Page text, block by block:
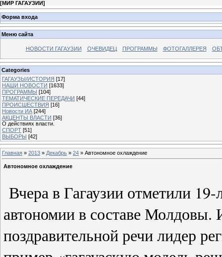
[МИР ГАГАУЗИИ]
Форма входа
Меню сайта
НОВОСТИ ГАГАУЗИИ ОЧЕВИДЕЦ ПРОГРАММЫ ФОТОГАЛЛЕРЕЯ
Categories
ГАГАУЗЫ/ИСТОРИЯ [17]
НАШИ НОВОСТИ [1633]
ПРОГРАММЫ [104]
ТЕМАТИЧЕСКИЕ ПЕРЕДАЧИ [44]
ПРОИСШЕСТВИЯ [16]
Новости ИА [244]
АКЦЕНТЫ ВЛАСТИ [36]
О действиях власти.
СПОРТ [51]
ВЫБОРЫ [42]
Главная » 2013 » Декабрь » 24 » Автономное охлаждение
Автономное охлаждение
Вчера в Гагаузии отметили 19-
автономии в составе Молдовы.
поздравительной речи лидер